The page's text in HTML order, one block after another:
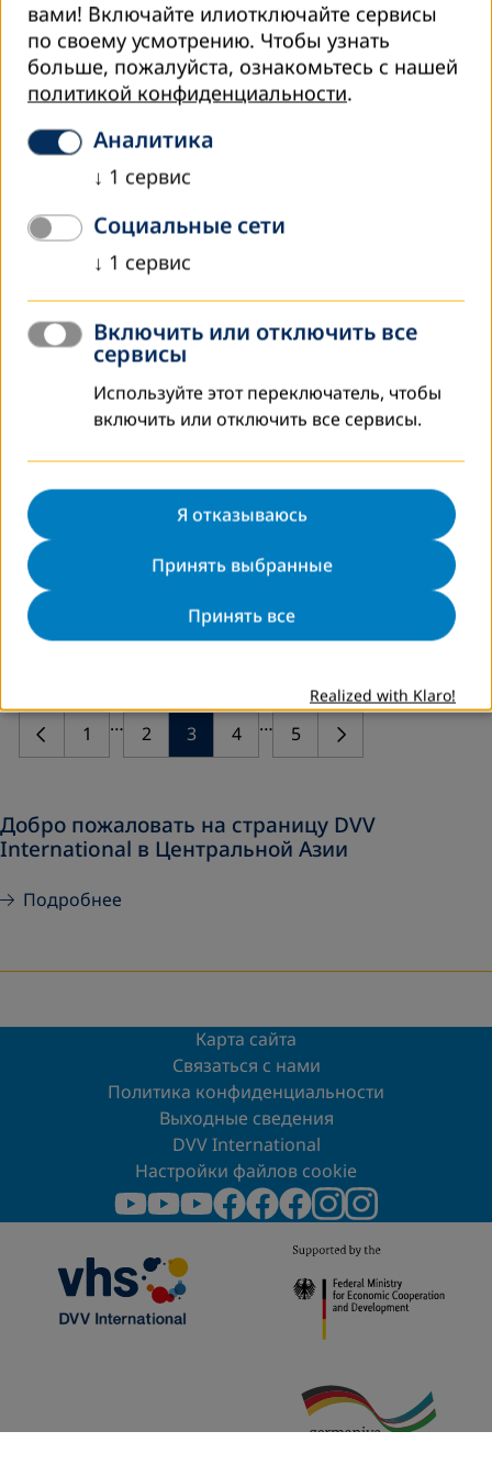
Подготовка молодых тренеров с
инвалидностью
5-6 июня 2018 года в городе Душанбе Лига женщин
инвалидов «Иштирок» в рамках проекта «Продвижение
социальных перемен и инклюзивного образования» в
партнерстве с DVV International в Республике…
далей
мая 2018
Открытие профессиональных курсов в
мужском исправительном учреждении
7 мая 2018 г. в мужском исправительном учреждении г.
Яван состоялась Официальная церемония открытия
профессиональных курсов.
Продолжение тренингов программы
Curriculum globALE
В рамках продвижения программы Curriculum globALE в
Таджикистане, в декабре 2017 г., состоялся тренинг по
вводному модулю программы Curriculum globAlE»,
1
… 2 3 4 … 5
Добро пожаловать на страницу DVV
International в Центральной Азии
Подробнее
Карта сайта
Связаться с нами
Политика конфиденциальности
Выходные сведения
DVV International
Настройки файлов cookie
вами! Включайте илиотключайте сервисы
по своему усмотрению. Чтобы узнать
больше, пожалуйста, ознакомьтесь с нашей
политикой конфиденциальности.
Аналитика
↓ 1 сервис
Социальные сети
↓ 1 сервис
Включить или отключить все
сервисы
Используйте этот переключатель, чтобы
включить или отключить все сервисы.
Я отказываюсь
Принять выбранные
Принять все
Realized with Klaro!